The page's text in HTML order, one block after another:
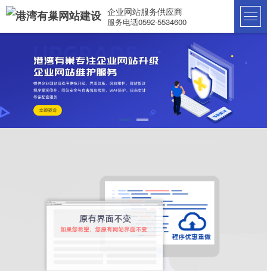
企业网站服务供应商
服务电话0592-5534600